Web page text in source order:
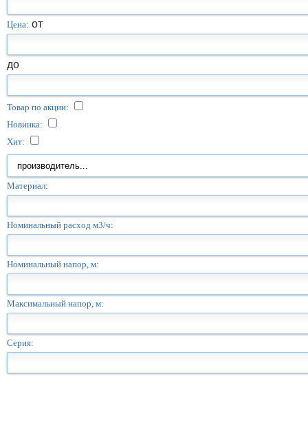
Цена: от
до
Товар по акции:
Новинка:
Хит:
Материал:
Номинальный расход м3/ч:
Номинальный напор, м:
Максимальный напор, м:
Серия: